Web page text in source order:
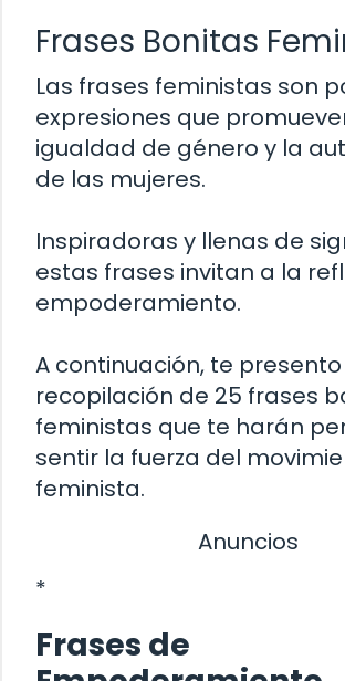
Frases Bonitas
Las frases feministas son
expresiones que
igualdad de género y la
de las mujeres.
Inspiradoras y llenas de
estas frases invitan a la
empoderamiento.
A continuación, te
recopilación de 25 frases
feministas que te harán
sentir la fuerza del
feminista.
Anuncios
*
Frases de